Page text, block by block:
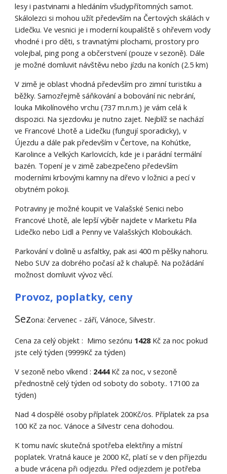
lesy i pastvinami a hledáním všudypřítomných samot.
Skálolezci si mohou užít především na Čertových skálách v
Lidečku. Ve vesnici je i moderní koupaliště s ohřevem vody
vhodné i pro děti, s travnatými plochami, prostory pro
volejbal, ping pong a občerstvení (pouze v sezoně). Dále
je možné domluvit návštěvu nebo jízdu na koních (2.5 km)
V zimě je oblast vhodná především pro zimní turistiku a
běžky. Samozřejmě sáňkování a bobování nic nebrání,
louka Mikolínového vrchu (737 m.n.m.) je vám celá k
dispozici. Na sjezdovku je nutno zajet. Nejblíž se nachází
ve Francové Lhotě a Lidečku (fungují sporadicky), v
Újezdu a dále pak především v Čertove, na Kohútke,
Karolince a Velkých Karlovicích, kde je i parádní termální
bazén. Topení je v zimě zabezpečeno především
moderními krbovými kamny na dřevo vložnicia pecí v
obytném pokoji.
Potraviny je možné koupit ve Valašské Senici nebo
Francové Lhotě, ale lepší výběr najdete v Marketu Pila
Lidečko nebo Lidl a Penny ve Valašských Kloboukách.
Parkování v dolině u asfaltky, pak asi 400 m pěšky nahoru.
Nebo SUV za dobrého počasí až k chalupě. Na požádání
možnost domluvit vývoz věcí.
Provoz, poplatky, ceny
Sezona: červenec - září, Vánoce, Silvestr.
Cena za celý objekt : Mimo sezónu 1428 Kč za nocpokud
jste celý týden(9999Kč za týden)
V sezoně nebo víkend : 2444 Kč za noc, v sezoně
přednostně celý týden od soboty do soboty.. 17100 za
týden)
Nad 4 dospělé osoby příplatek 200Kč/os. Příplatek za psa
100 Kč za noc.Vánoce a Silvestr cena dohodou.
K tomu navíc skutečná spotřeba elektřiny a místní
poplatek. Vratná kauce je 2000 Kč, platí se v den příjezdu
a bude vrácena při odjezdu. Před odjezdem je potřeba